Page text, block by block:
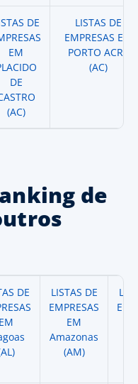
DE
EM
DE
(AC)
LISTAS DE
EMPRESAS EM
PORTO ACRE
(AC)
de
DE
EM
LISTAS DE
EMPRESAS
EM
Amazonas
(AM)